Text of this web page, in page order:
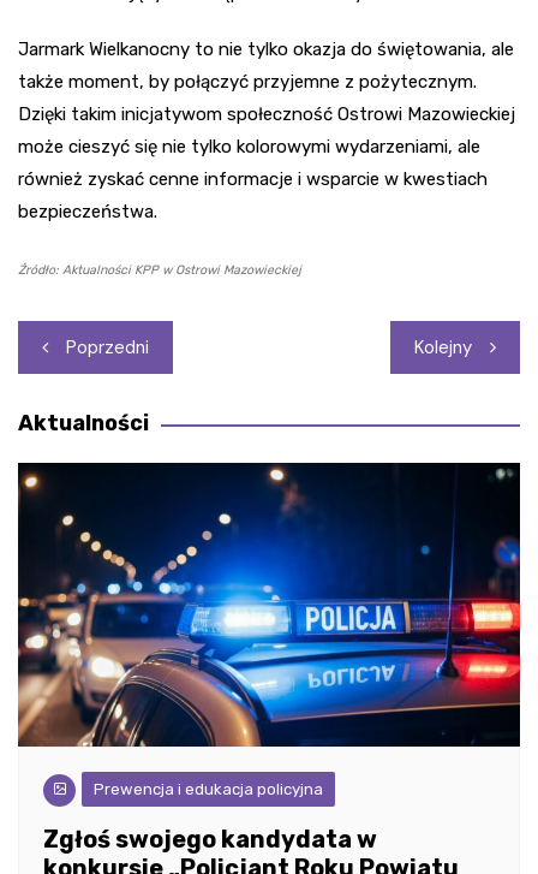
Jarmark Wielkanocny to nie tylko okazja do świętowania, ale
także moment, by połączyć przyjemne z pożytecznym.
Dzięki takim inicjatywom społeczność Ostrowi Mazowieckiej
może cieszyć się nie tylko kolorowymi wydarzeniami, ale
również zyskać cenne informacje i wsparcie w kwestiach
bezpieczeństwa.
Źródło: Aktualności KPP w Ostrowi Mazowieckiej
Nawigacja
wpisu
Poprzedni Kolejny
Aktualności
Prewencja i edukacja policyjna
Zgłoś swojego kandydata w
konkursie „Policjant Roku Powiatu